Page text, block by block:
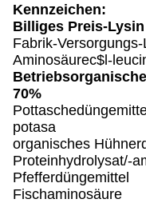
Kennzeichen:
Billiges Preis-
Fabrik-
Aminosäurec$l-
70%
potasa
organisches
Proteinhydrolysat/-
Pfefferdüngemittel
Fischaminosäure